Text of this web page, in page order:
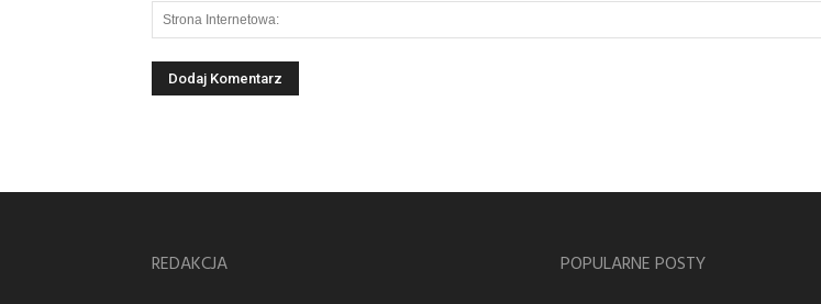
REDAKCJA POPULARNE POSTY